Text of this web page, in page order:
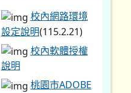
校內網路環境
設定說明(115.2.21)
校內軟體授權
說明
桃園市ADOBE